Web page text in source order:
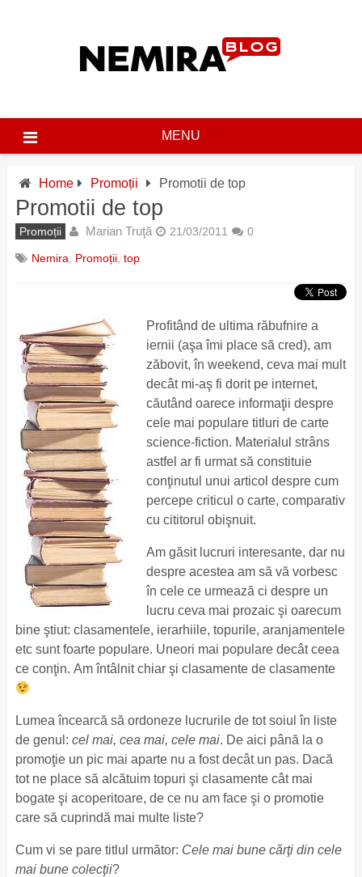
MENU
Home Promoții Promotii de top
Promotii de top
Promoții Marian Truţă 21/03/2011 0
Nemira Promoții, top
Profitând de ultima răbufnire a
iernii (aşa îmi place să cred), am
zăbovit, în weekend, ceva mai mult
decât mi-aş fi dorit pe internet,
căutând oarece informaţii despre
cele mai populare titluri de carte
science-fiction. Materialul strâns
astfel ar fi urmat să constituie
conţinutul unui articol despre cum
percepe criticul o carte, comparativ
cu cititorul obişnuit.
Am găsit lucruri interesante, dar nu
despre acestea am să vă vorbesc
în cele ce urmează ci despre un
lucru ceva mai prozaic şi oarecum
bine ştiut: clasamentele, ierarhiile, topurile, aranjamentele
etc sunt foarte populare. Uneori mai populare decât ceea
ce conţin. Am întâlnit chiar şi clasamente de clasamente
Lumea încearcă să ordoneze lucrurile de tot soiul în liste
de genul: cel mai, cea mai, cele mai. De aici până la o
promoţie un pic mai aparte nu a fost decât un pas. Dacă
tot ne place să alcătuim topuri şi clasamente cât mai
bogate şi acoperitoare, de ce nu am face şi o promotie
care să cuprindă mai multe liste?
Cum vi se pare titlul următor: Cele mai bune cărţi din cele
mai bune colecţii?